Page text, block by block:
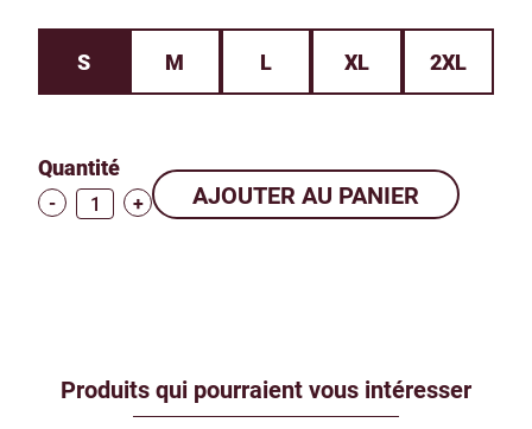
S M L XL 2XL
Quantité
- +
Produits qui pourraient vous intéresser